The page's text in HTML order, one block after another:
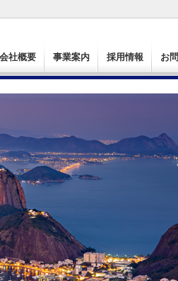
会社概要 事業案内 採用情報 お